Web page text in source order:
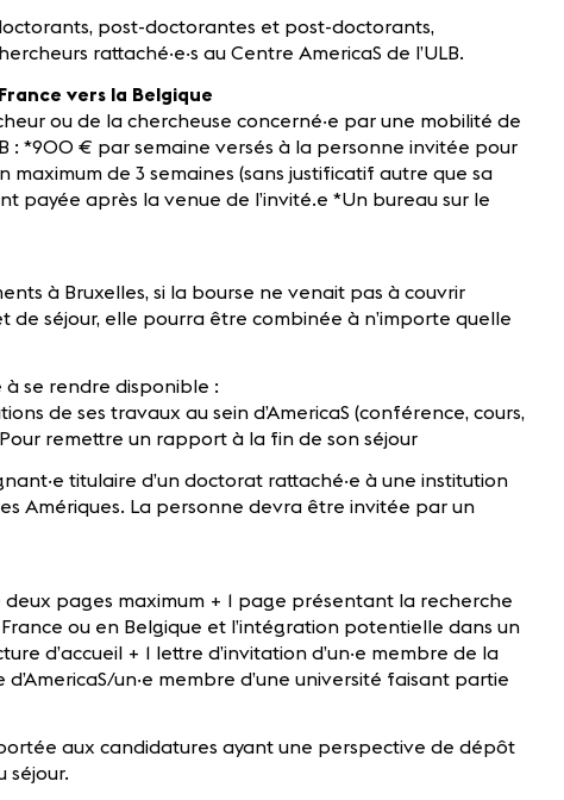
post-doctorantes et post-doctorants,
rattaché‧e‧s au Centre AmericaS de l’ULB.
vers la Belgique
ou de la chercheuse concerné‧e par une mobilité de
: *900 € par semaine versés à la personne invitée pour
maximum de 3 semaines (sans justificatif autre que sa
payée après la venue de l’invité.e *Un bureau sur le
à Bruxelles, si la bourse ne venait pas à couvrir
de séjour, elle pourra être combinée à n’importe quelle
à se rendre disponible :
de ses travaux au sein d’AmericaS (conférence, cours,
remettre un rapport à la fin de son séjour
titulaire d’un doctorat rattaché‧e à une institution
Amériques. La personne devra être invitée par un
deux pages maximum + 1 page présentant la recherche
France ou en Belgique et l’intégration potentielle dans un
d’accueil + 1 lettre d’invitation d’un‧e membre de la
d’AmericaS/un‧e membre d’une université faisant partie
aux candidatures ayant une perspective de dépôt
séjour.